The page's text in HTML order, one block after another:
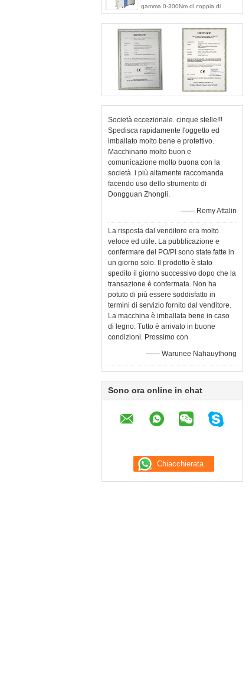
gamma 0-300Nm di coppia di
torsione del miscelatore
Società eccezionale. cinque stelle!!!
Spedisca rapidamente l'oggetto ed
imballato molto bene e protettivo.
Macchinario molto buon e
comunicazione molto buona con la
società. i più altamente raccomanda
facendo uso dello strumento di
Dongguan Zhongli.
—— Remy Attalin
La risposta dal venditore era molto
veloce ed utile. La pubblicazione e
confermare del PO/PI sono state fatte in
un giorno solo. Il prodotto è stato
spedito il giorno successivo dopo che la
transazione è confermata. Non ha
potuto di più essere soddisfatto in
termini di servizio fornito dal venditore.
La macchina è imballata bene in caso
di legno. Tutto è arrivato in buone
condizioni. Prossimo con
—— Warunee Nahauythong
Sono ora online in chat